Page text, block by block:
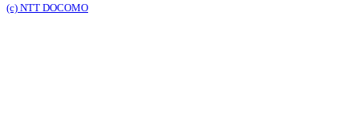
(c) NTT DOCOMO